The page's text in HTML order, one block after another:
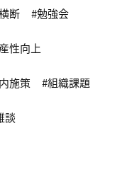
断 勉強会
性向上
施策 組織課題
談